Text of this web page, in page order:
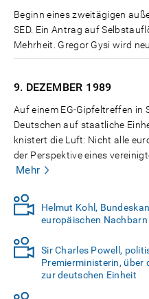
Beginn eines zweitägigen
SED. Ein Antrag auf
Mehrheit. Gregor Gysi wird
9. DEZEMBER 1989
Auf einem EG-Gipfeltreffen in
Deutschen auf staatliche
knistert die Luft: Nicht alle
der Perspektive eines
Mehr
Helmut Kohl,
europäischen
Sir Charles Powell,
Premierministerin, über
zur deutschen Einheit